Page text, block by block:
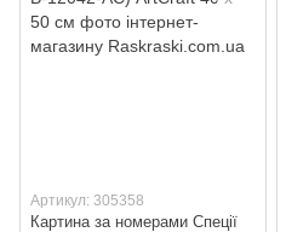
Артикул: 305358
Картина за номерами Спеції